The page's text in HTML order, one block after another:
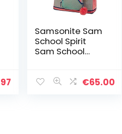
Samsonite Sam
School Spirit
Sam School
17 x 33 cm – 15 L
€65.00